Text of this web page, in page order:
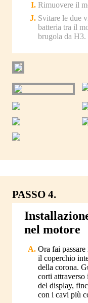
Rimuovere il
Svitare le due
batteria tra il
brugola da H3.
PASSO 4.
nel motore
Ora fai
il coperchio
della corona.
corti attraverso
del display,
con i cavi più